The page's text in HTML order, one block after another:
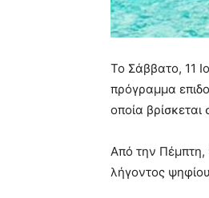
Το Σάββατο, 11
πρόγραμμα
οποία βρίσκεται
Από την Πέμπτη,
λήγοντος